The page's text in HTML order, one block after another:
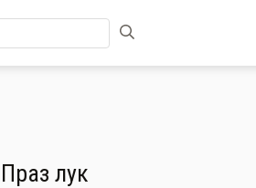
Праз лук